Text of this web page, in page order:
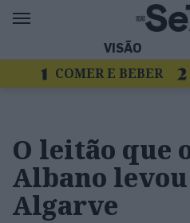
VISÃO
COMER E BEBER
O leitão que
Albano
Algarve